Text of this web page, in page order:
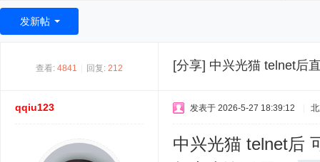
术
发新帖
查看: 4841 回复: 212 [分享] 中兴光猫 telnet后
qqiu123 发表于 2026-5-27 18:39:12
中兴光猫 telnet后